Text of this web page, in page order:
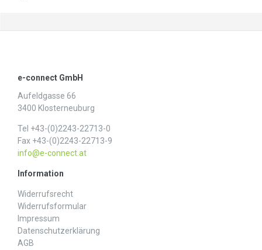
e-connect GmbH
Aufeldgasse 66
3400 Klosterneuburg
Tel +43-(0)2243-22713-0
Fax +43-(0)2243-22713-9
info@e-connect.at
Information
Widerrufs­recht
Widerrufs­formular
Impressum
Daten­schutz­erklärung
AGB